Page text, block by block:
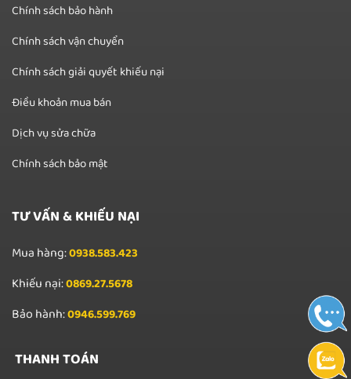
Chính sách bảo hành
Chính sách vận chuyển
Chính sách giải quyết khiếu nại
Điều khoản mua bán
Dịch vụ sửa chữa
Chính sách bảo mật
TƯ VẤN & KHIẾU NẠI
Mua hàng:0938.583.423
Khiếu nại:0869.27.5678
Bảo hành:0946.599.769
THANH TOÁN